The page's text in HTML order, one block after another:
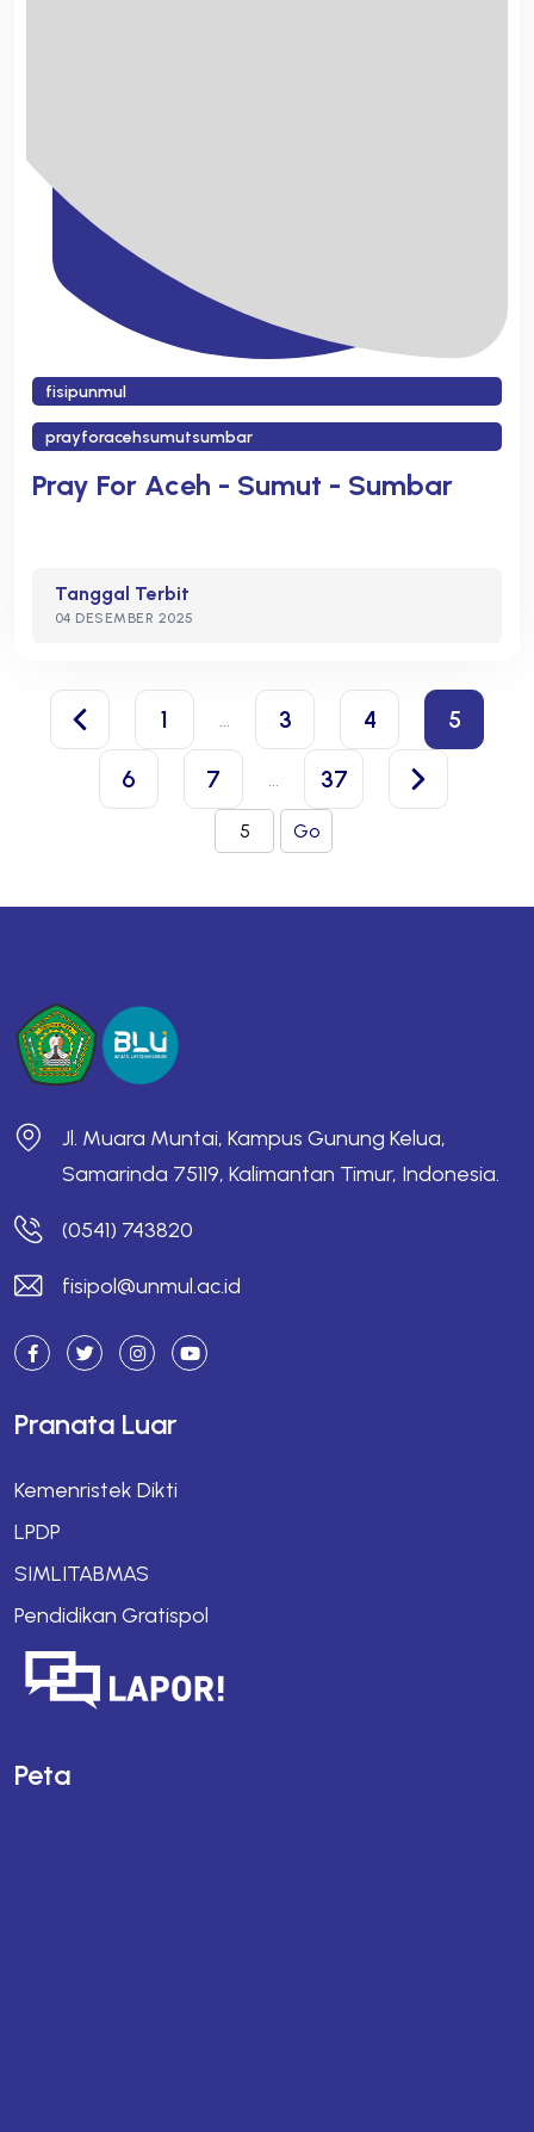
fisipunmul
prayforacehsumutsumbar
Pray For Aceh - Sumut - Sumbar
Tanggal Terbit
04 DESEMBER 2025
1 3 4 5
6 7 37
Go
Jl. Muara Muntai, Kampus Gunung Kelua,
Samarinda 75119, Kalimantan Timur, Indonesia.
(0541) 743820
fisipol@unmul.ac.id
Pranata Luar
Kemenristek Dikti
LPDP
SIMLITABMAS
Pendidikan Gratispol
Peta